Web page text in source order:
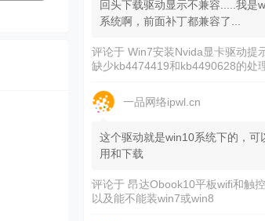
回头下载驱动显示不兼容.....我是
系统啊，前面补丁都兼容了...
评论于Win7安装Nvida显卡驱动提
缺少kb4474419和kb4490628的处
一品网络ipwl.cn
这个驱动就是win10系统下的，可
用和下载
评论于昂达Obook10平板wifi和触
以及能不能装win7或win8